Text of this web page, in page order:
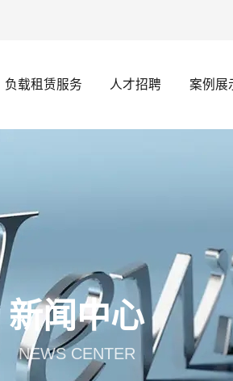
负载租赁服务 人才招聘 案例展
新闻中心
NEWS CENTER